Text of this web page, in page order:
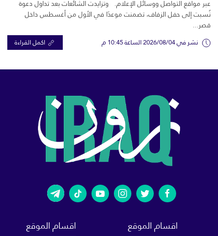
عبر مواقع التواصل ووسائل الإعلام. وتزايدت الشائعات بعد تداول دعوة
نُسبت إلى حفل الزفاف، تضمنت موعدًا في الأول من أغسطس داخل
قصر...
نشر في 2026/08/04 الساعة 10:45 م اكمل القراءة
اقسام الموقع اقسام الموقع